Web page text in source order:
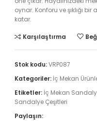
oynar. Konforu ve şıklığı
katar.
Karşılaştırma
Stok kodu:VRP087
Kategoriler: İç Mekan
Etiketler: İç Mekan
Sandalye Çeşitleri
Paylaşın: